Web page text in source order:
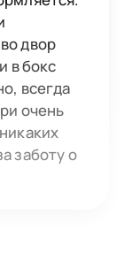
двор
в бокс
всегда
очень
заботу о